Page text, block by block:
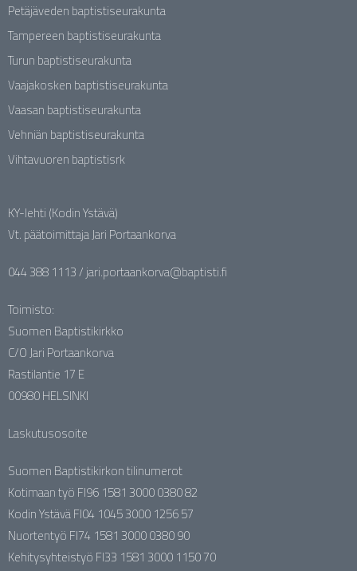
Petäjäveden baptistiseurakunta
Tampereen baptistiseurakunta
Turun baptistiseurakunta
Vaajakosken baptistiseurakunta
Vaasan baptistiseurakunta
Vehniän baptistiseurakunta
Vihtavuoren baptistisrk
KY-lehti (Kodin Ystävä)
Vt. päätoimittaja Jari Portaankorva
044 388 1113 / jari.portaankorva@baptisti.fi
Toimisto:
Suomen Baptistikirkko
C/O Jari Portaankorva
Rastilantie 17 E
00980 HELSINKI
Laskutusosoite
Suomen Baptistikirkon tilinumerot
Kotimaan työ FI96 1581 3000 0380 82
Kodin Ystävä FI04 1045 3000 1256 57
Nuortentyö FI74 1581 3000 0380 90
Kehitysyhteistyö FI33 1581 3000 1150 70